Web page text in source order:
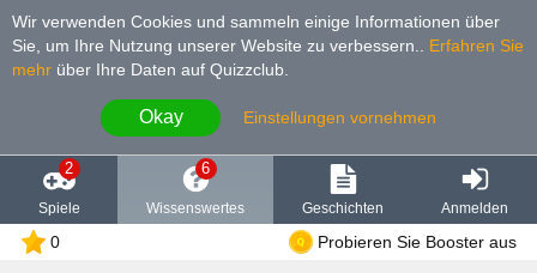
Wir verwenden Cookies und sammeln einige Informationen über
Sie, um Ihre Nutzung unserer Website zu verbessern.
Erfahren Sie
mehr über Ihre Daten auf Quizzclub.
Okay Einstellungen vornehmen
2
Spiele
6
Wissenswertes Geschichten Anmelden
0 Probieren Sie Booster aus